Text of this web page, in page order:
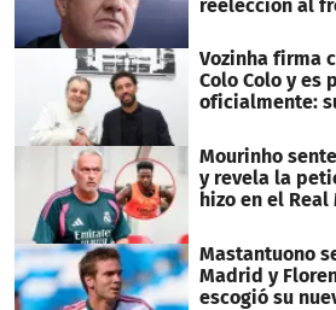
reelección al
Vozinha firma
Colo Colo y es
oficialmente:
Mourinho
y revela la
hizo en el Real
Mastantuono
Madrid y
escogió su